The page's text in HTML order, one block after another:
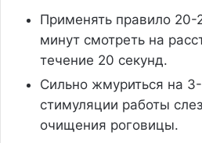
Применять правило
минут смотреть на
течение 20 секунд.
Сильно жмуриться на
стимуляции работы
очищения роговицы.